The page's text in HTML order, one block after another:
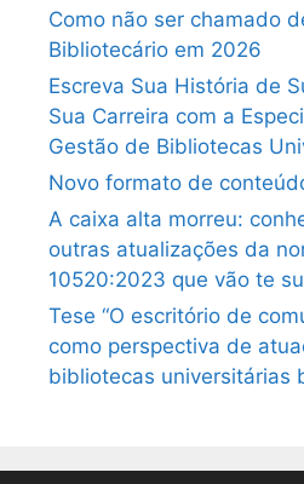
Como não ser chamado
Bibliotecário em 2026
Escreva Sua História de
Sua Carreira com a
Gestão de Bibliotecas
Novo formato de
A caixa alta morreu:
outras atualizações da
10520:2023 que vão te
Tese “O escritório de
como perspectiva de
bibliotecas universitárias